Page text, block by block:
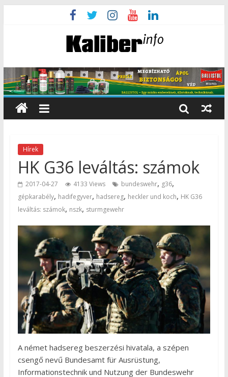
Hírek
HK G36 leváltás: számok
2017-04-27 4133 Views bundeswehr, g36,
gépkarabély, hadifegyver, hadsereg, heckler und koch, HK G36
leváltás: számok, nszk, sturmgewehr
A német hadsereg beszerzési hivatala, a szépen
csengő nevű Bundesamt für Ausrüstung,
Informationstechnik und Nutzung der Bundeswehr